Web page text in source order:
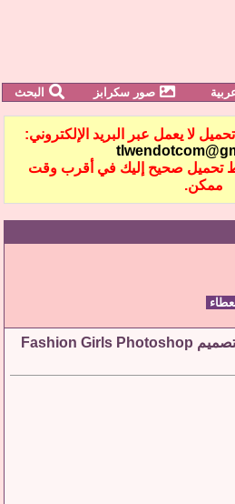
صور سكرابز البحث
لا يعمل عبر البريد الإلكتروني:
تحميل صحيح إليك في أقرب وقت
ممكن.
فيكتور سكرابز صور بنات للتصميم Fashion Girls Photoshop